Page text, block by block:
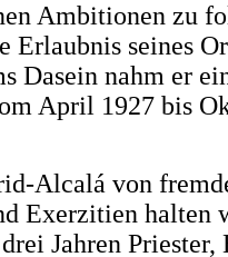
Ambitionen zu
Erlaubnis seines
Dasein nahm er
April 1927 bis
Alcalá von
Exerzitien
Jahren Priester,